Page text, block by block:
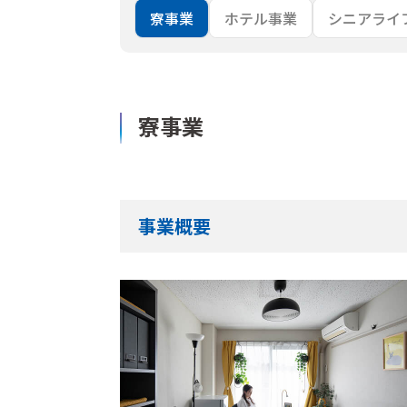
寮事業 ホテル事業 シニアライ
寮事業
事業概要